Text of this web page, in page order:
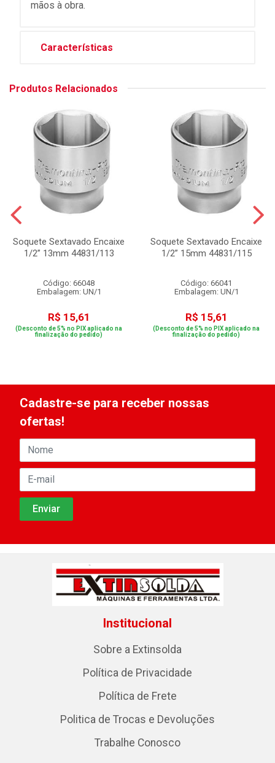
mãos à obra.
Características
Produtos Relacionados
Soquete Sextavado Encaixe
1/2” 13mm 44831/113
Código: 66048
Embalagem: UN/1
R$ 15,61
(Desconto de 5% no PIX aplicado na
finalização do pedido)
Soquete Sextavado Encaixe
1/2” 15mm 44831/115
Código: 66041
Embalagem: UN/1
R$ 15,61
(Desconto de 5% no PIX aplicado na
finalização do pedido)
Cadastre-se para receber nossas
ofertas!
Institucional
Sobre a Extinsolda
Política de Privacidade
Política de Frete
Politica de Trocas e Devoluções
Trabalhe Conosco